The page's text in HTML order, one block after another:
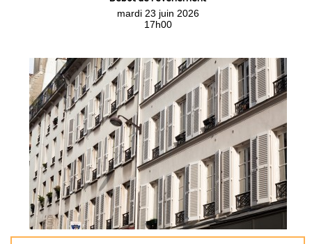
mardi 23 juin 2026
17h00